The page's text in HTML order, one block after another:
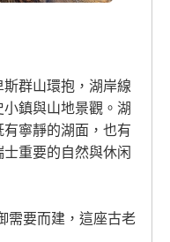
群山環抱，湖岸線
鎮與山地景觀。湖
寧靜的湖面，也有
重要的自然與休闲
需要而建，這座古老